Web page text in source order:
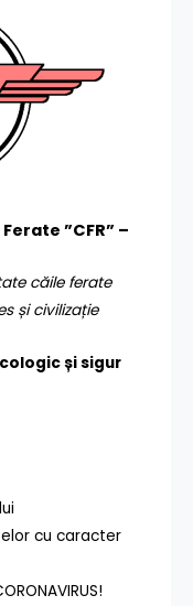
”CFR” –
căile ferate
și civilizație
și sigur
cu caracter